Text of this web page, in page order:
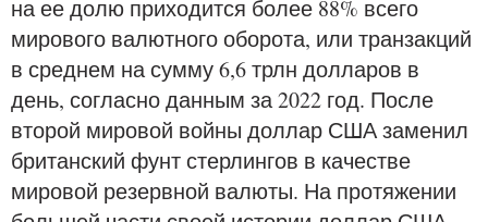
на ее долю приходится более 88% всего
мирового валютного оборота, или транзакций
в среднем на сумму 6,6 трлн долларов в
день, согласно данным за 2022 год. После
второй мировой войны доллар США заменил
британский фунт стерлингов в качестве
мировой резервной валюты. На протяжении